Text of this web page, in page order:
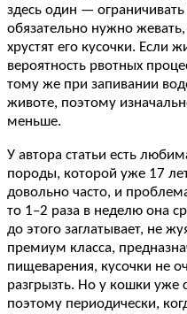
здесь один —
обязательно нужно
хрустят его кусочки. Если
вероятность рвотных
тому же при запивании
животе, поэтому
меньше.
У автора статьи есть
породы, которой уже 17
довольно часто, и
то 1–2 раза в неделю она
до этого заглатывает, не
премиум класса,
пищеварения, кусочки не
разгрызть. Но у кошки уже
поэтому периодически,